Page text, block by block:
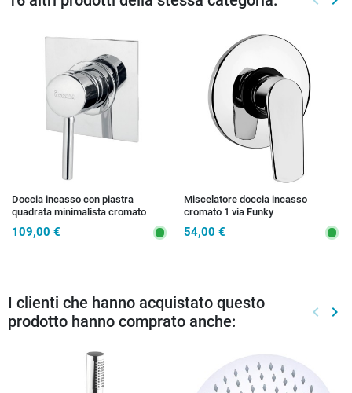
Doccia incasso con piastra
quadrata minimalista cromato
109,00 €
Miscelatore doccia incasso
cromato 1 via Funky
54,00 €
I clienti che hanno acquistato questo
prodotto hanno comprato anche:
keyboard_arrow_left keyboard_arrow_right